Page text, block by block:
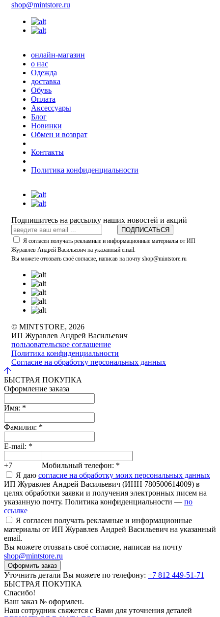
shop@mintstore.ru
онлайн-магазин
о нас
Одежда
доставка
Обувь
Оплата
Аксессуары
Блог
Новинки
Обмен и возврат
Контакты
Политика конфиденциальности
Подпишитесь на рассылку наших новостей и акций
ПОДПИСАТЬСЯ
Я согласен получать рекламные и информационные материалы от ИП
Журавлев Андрей Васильевич на указанный email.
Вы можете отозвать своё согласие, написав на почту shop@mintstore.ru
© MINTSTORE, 2026
ИП Журавлев Андрей Васильевич
пользовательское соглашение
Политика конфиденциальности
Согласие на обработку персональных данных
БЫСТРАЯ ПОКУПКА
Оформление заказа
Имя: *
Фамилия: *
E-mail: *
+7 Мобильный телефон: *
Я даю согласие на обработку моих персональных данных
ИП Журавлев Андрей Васильевич (ИНН 780500614009) в
целях обработки заявки и получения электронных писем на
указанную почту. Политика конфиденциальности — по
ссылке
Я согласен получать рекламные и информационные
материалы от ИП Журавлев Андрей Васильевич на указанный
email.
Вы можете отозвать своё согласие, написав на почту
shop@mintstore.ru
Оформить заказ
Уточнить детали Вы можете по телефону: +7 812 449-51-71
БЫСТРАЯ ПОКУПКА
Спасибо!
Ваш заказ № оформлен.
Наш сотрудник свяжется с Вами для уточнения деталей